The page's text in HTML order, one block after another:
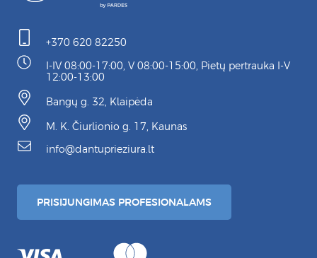
+370 620 82250
I-IV 08:00-17:00, V 08:00-15:00, Pietų pertrauka I-V
12:00-13:00
Bangų g. 32, Klaipėda
M. K. Čiurlionio g. 17, Kaunas
info@dantuprieziura.lt
PRISIJUNGIMAS PROFESIONALAMS